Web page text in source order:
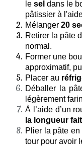
le sel dans le
pâtissier à
Mélanger 20
Retirer la pâte
normal.
Former une
approximatif,
Placer au
Déballer la
légèrement
À l’aide d’un
la longueur
Plier la pâte
tour pour avoir